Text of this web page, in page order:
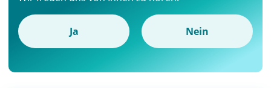
Ja Nein